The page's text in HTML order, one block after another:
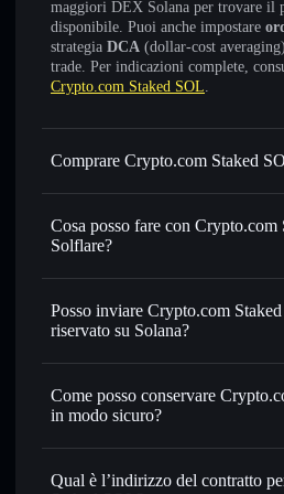
maggiori DEX Solana per trovare il
disponibile. Puoi anche impostare
strategia DCA (dollar-cost
trade. Per indicazioni complete,
Crypto.com Staked SOL.
Comprare Crypto.com Staked
Crypto.com Staked SOL
Cosa posso fare con Crypto.com
Solflare?
Crypto.com Staked SOL
Scambiare istantaneamente—
SOL, USDC o in migliaia di altri
prezzo desiderato di CDCSOL
Usare il DCA— applica la
CDCSOL nel tempo
Inviare in modo riservato
—
Posso inviare Crypto.com
riservato su Solana?
wallet Solflare
Crypto.com Staked SOL
Come posso conservare
in modo sicuro?
Qual è l’indirizzo del contratto